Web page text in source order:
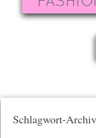
Schlagwort-